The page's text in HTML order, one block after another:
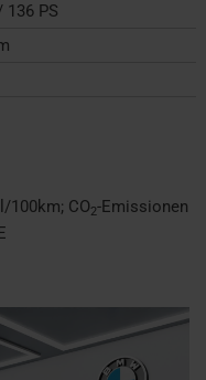
136 PS
100km; CO2-Emissionen